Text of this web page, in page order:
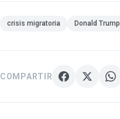
crisis migratoria Donald Trump
COMPARTIR